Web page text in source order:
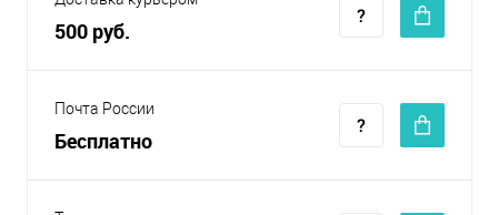
500 руб.
Почта России
Бесплатно